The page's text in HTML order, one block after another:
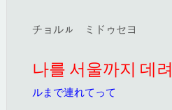
チョルㇽ ミドゥセヨ
나를 서울까지 데
ルまで連れてって